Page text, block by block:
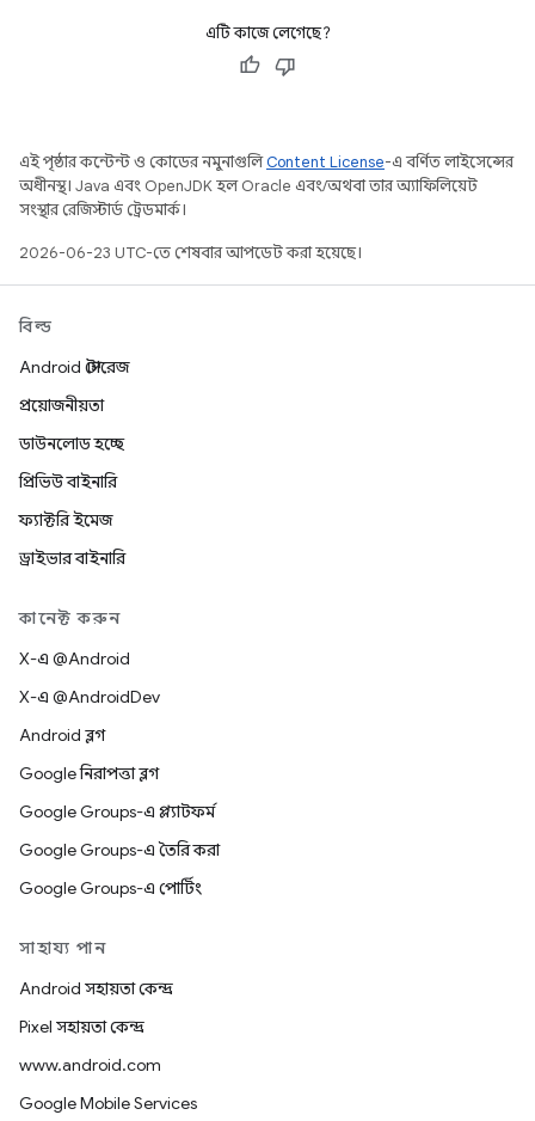
এটি কাজে লেগেছে?
এই পৃষ্ঠার কন্টেন্ট ও কোডের নমুনাগুলিContent License-এ বর্ণিত লাইসেন্সের
অধীনস্থ। Java এবং OpenJDK হল Oracle এবং/অথবা তার অ্যাফিলিয়েট
সংস্থার রেজিস্টার্ড ট্রেডমার্ক।
2026-06-23 UTC-তে শেষবার আপডেট করা হয়েছে।
বিল্ড
Android স্টোরেজ
প্রয়োজনীয়তা
ডাউনলোড হচ্ছে
প্রিভিউ বাইনারি
ফ্যাক্টরি ইমেজ
ড্রাইভার বাইনারি
কানেক্ট করুন
X-এ @Android
X-এ @AndroidDev
Android ব্লগ
Google নিরাপত্তা ব্লগ
Google Groups-এ প্ল্যাটফর্ম
Google Groups-এ তৈরি করা
Google Groups-এ পোর্টিং
সাহায্য পান
Android সহায়তা কেন্দ্র
Pixel সহায়তা কেন্দ্র
www.android.com
Google Mobile Services